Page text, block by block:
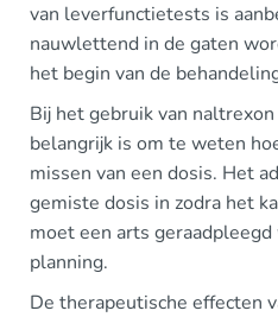
van leverfunctietests is
nauwlettend in de gaten
het begin van de
Bij het gebruik van
belangrijk is om te weten
missen van een dosis. Het
gemiste dosis in zodra het
moet een arts
planning.
De therapeutische effecten